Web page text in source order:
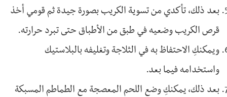
بعد ذلك، تأكدي من تسوية الكريب بصورة جيدة ثم قومي أخذ
قرص الكريب وضعيه في طبق من الأطباق حتى تبرد حرارته.
ويمكنكِ الاحتفاظ به في الثلاجة وتغليفه بالبلاستيك
واستخدامه فيما بعد.
بعد ذلك، يمكنكِ وضع اللحم المعصجة مع الطماطم المسبكة